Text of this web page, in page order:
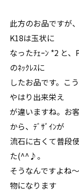
此方のお品ですが
K18は玉状に
なったﾁｪｰﾝ *2 と
のﾈｯｸﾚｽに
したお品です。こ
やはり出来栄え
が違いますね。お
から、ﾃﾞｻﾞｲﾝが
流石に古くて普段
た(^^♪。
そうなんですよね
物になります